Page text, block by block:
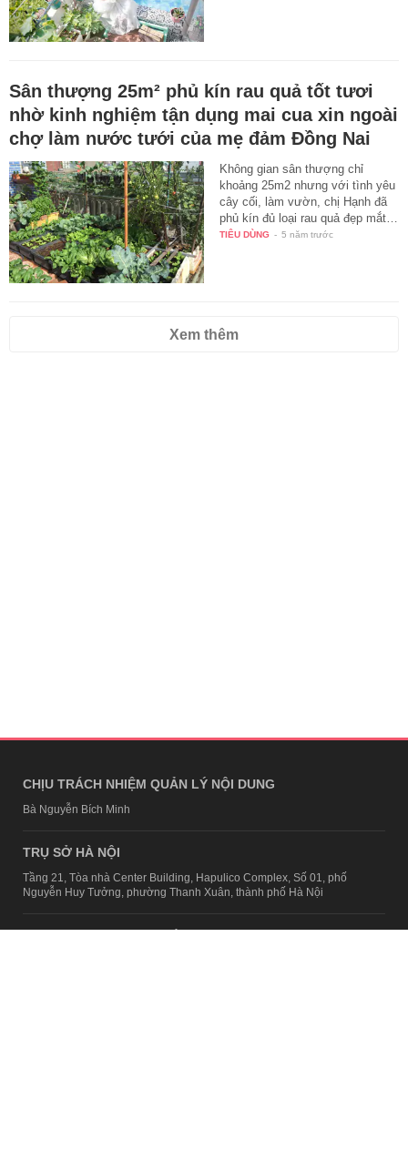
Sân thượng 25m² phủ kín rau quả tốt tươi
nhờ kinh nghiệm tận dụng mai cua xin ngoài
chợ làm nước tưới của mẹ đảm Đồng Nai
Không gian sân thượng chỉ
khoảng 25m2 nhưng với tình yêu
cây cối, làm vườn, chị Hạnh đã
phủ kín đủ loại rau quả đẹp mắt…
TIÊU DÙNG - 5 năm trước
Xem thêm
CHỊU TRÁCH NHIỆM QUẢN LÝ NỘI DUNG
Bà Nguyễn Bích Minh
TRỤ SỞ HÀ NỘI
Tầng 21, Tòa nhà Center Building, Hapulico Complex, Số 01, phố
Nguyễn Huy Tưởng, phường Thanh Xuân, thành phố Hà Nội